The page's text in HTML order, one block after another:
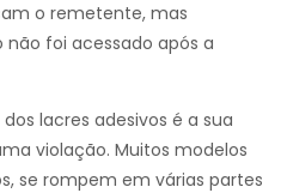
o remetente, mas
foi acessado após a
lacres adesivos é a sua
violação. Muitos modelos
se rompem em várias partes